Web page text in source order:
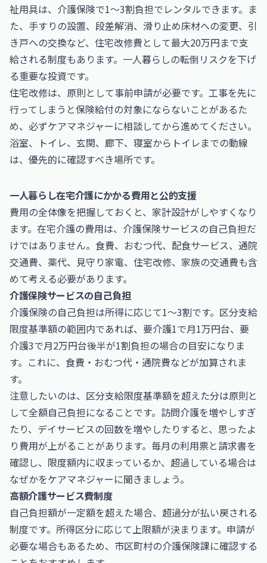
祉用具は、介護保険で1〜3割負担でレンタルできます。ま
た、手すりの設置、段差解消、滑り止め床材への変更、引
き戸への交換など、住宅改修費として最大20万円まで支
給される制度もあります。一人暮らしの転倒リスクを下げ
る重要な投資です。
住宅改修は、原則として事前申請が必要です。工事を先に
行ってしまうと保険給付の対象にならないことがあるた
め、必ずケアマネジャーに相談してから進めてください。
浴室、トイレ、玄関、廊下、寝室からトイレまでの動線
は、優先的に確認すべき場所です。
一人暮らし在宅介護にかかる費用と公的支援
費用の全体像を把握しておくと、家計設計がしやすくなり
ます。在宅介護の費用は、介護保険サービスの自己負担だ
けではありません。食費、おむつ代、配食サービス、通院
交通費、薬代、見守り家電、住宅改修、家族の交通費も含
めて考える必要があります。
介護保険サービスの自己負担
介護保険の自己負担は所得に応じて1〜3割です。区分支給
限度基準額の範囲内であれば、要介護1で月1万円台、要
介護3で月2万円台後半が1割負担の場合の目安になりま
す。これに、食費・おむつ代・通院費などが加算されま
す。
注意したいのは、区分支給限度基準額を超えた分は原則と
して全額自己負担になることです。訪問介護を増やしすぎ
たり、デイサービスの回数を増やしたりすると、思ったよ
り費用が上がることがあります。毎月の利用票と請求書を
確認し、限度額内に収まっているか、超過している場合は
なぜかをケアマネジャーに聞きましょう。
高額介護サービス費制度
自己負担額が一定額を超えた場合、超過分が払い戻される
制度です。所得区分に応じて上限額が決まります。申請が
必要な場合もあるため、市区町村の介護保険課に確認する